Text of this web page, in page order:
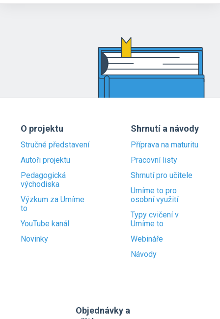
O projektu
Stručné představení
Autoři projektu
Pedagogická
východiska
Výzkum za Umíme
to
YouTube kanál
Novinky
Shrnutí a návody
Příprava na maturitu
Pracovní listy
Shrnutí pro učitele
Umíme to pro
osobní využití
Typy cvičení v
Umíme to
Webináře
Návody
Objednávky a